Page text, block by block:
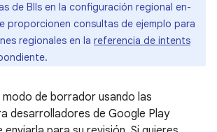
de BIIs en la configuración regional en-
proporcionen consultas de ejemplo para
regionales en la referencia de intents
modo de borrador usando las
desarrolladores de Google Play